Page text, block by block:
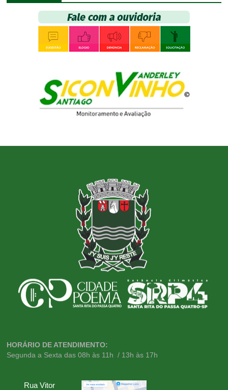
HORÁRIO DE ATENDIMENTO:
Segunda a Sexta das 08h às 11h / 13h às 17h
Rua Vitor